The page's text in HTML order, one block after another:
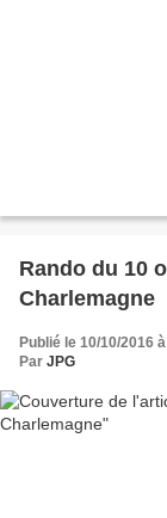
Rando du 10
Charlemagne
Publié le 10/10/2016
Par JPG